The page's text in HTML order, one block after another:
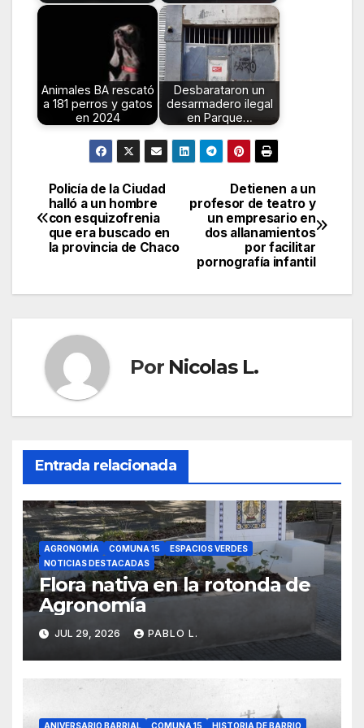
Animales BA rescató
a 181 perros y gatos
en 2024
Desbarataron un
desarmadero ilegal
en Parque…
Navegación
de
entradas
Detienen a un
profesor de teatro y
un empresario en
dos allanamientos
por facilitar
pornografía infantil
Policía de la Ciudad
halló a un hombre
con esquizofrenia
que era buscado en
la provincia de Chaco
Por Nicolas L.
Entrada relacionada
AGRONOMÍA COMUNA 15
ESPACIOS VERDES
NOTICIAS DESTACADAS
Flora nativa en la rotonda de
Agronomía
JUL 29, 2026 PABLO L.
ANIVERSARIO BARRIAL COMUNA 15
HISTORIA DE BARRIO